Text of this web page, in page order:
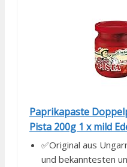
Paprikapaste
Pista 200g 1 x mild
✅Original aus
und bekanntesten